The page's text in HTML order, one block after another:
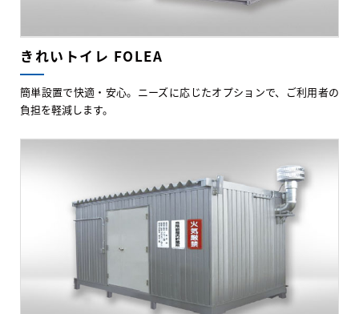
きれいトイレ FOLEA
簡単設置で快適・安心。ニーズに応じたオプションで、ご利用者の
負担を軽減します。